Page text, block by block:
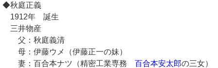
◆秋庭正義
1912年 誕生
三井物産
父：秋庭義清
母：伊藤ウメ（伊藤正一の妹）
妻：百合本ナツ（精密工業専務 百合本安太郎の三女）